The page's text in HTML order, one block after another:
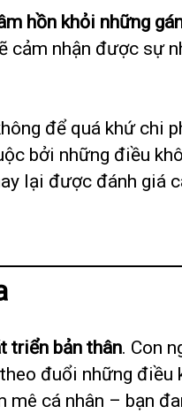
hồn khỏi những
nhận được sự
để quá khứ chi
bởi những điều
lại được đánh giá
triển bản thân. Con
đuổi những
cá nhân – bạn